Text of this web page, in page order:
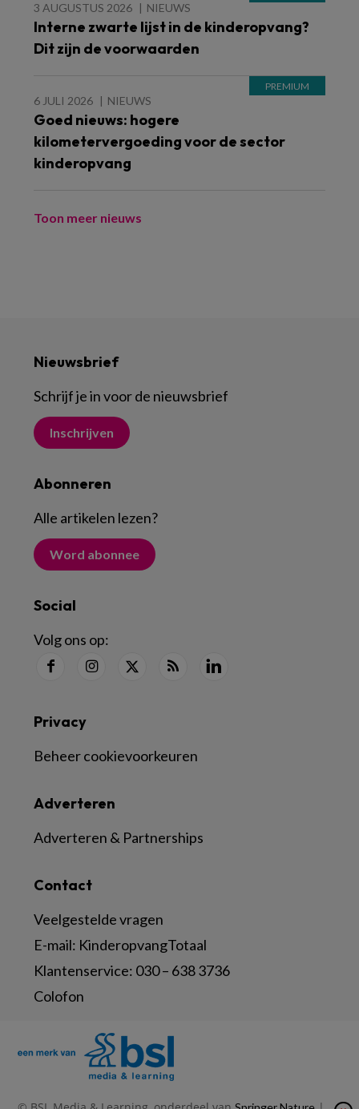
3 AUGUSTUS 2026 NIEUWS
Interne zwarte lijst in de kinderopvang?
Dit zijn de voorwaarden
6 JULI 2026 NIEUWS
Goed nieuws: hogere
kilometervergoeding voor de sector
kinderopvang
Toon meer nieuws
Nieuwsbrief
Schrijf je in voor de nieuwsbrief
Inschrijven
Abonneren
Alle artikelen lezen?
Word abonnee
Social
Volg ons op:
Contact
Veelgestelde vragen
E-mail: KinderopvangTotaal
Klantenservice: 030 – 638 3736
Colofon
Adverteren
Adverteren & Partnerships
Privacy
Beheer cookievoorkeuren